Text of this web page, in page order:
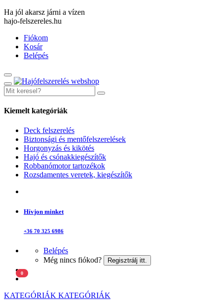
Ha jól akarsz járni a vízen
hajo-felszereles.hu
Fiókom
Kosár
Belépés
Kiemelt kategóriák
Deck felszerelés
Biztonsági és mentőfelszerelések
Horgonyzás és kikötés
Hajó és csónakkiegészítők
Robbanómotor tartozékok
Rozsdamentes veretek, kiegészítők
Hívjon minket
+36 70 325 6986
Belépés
Még nincs fiókod?
Regisztrálj itt.
0
KATEGÓRIÁK KATEGÓRIÁK